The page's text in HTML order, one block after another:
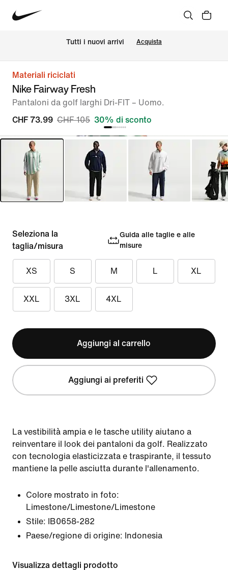
Tutti i nuovi arrivi Acquista
Materiali riciclati
Nike Fairway Fresh
Pantaloni da golf larghi Dri-FIT – Uomo.
CHF 73.99 CHF 105 30% di sconto
Seleziona la
taglia/misura
Guida alle taglie e alle
misure
XS S M L XL
XXL 3XL 4XL
Aggiungi al carrello
Aggiungi ai preferiti
La vestibilità ampia e le tasche utility aiutano a
reinventare il look dei pantaloni da golf. Realizzato
con tecnologia elasticizzata e traspirante, il tessuto
mantiene la pelle asciutta durante l'allenamento.
Colore mostrato in foto:
Limestone/Limestone/Limestone
Stile:
IB0658-282
Paese/regione di origine: Indonesia
Visualizza dettagli prodotto